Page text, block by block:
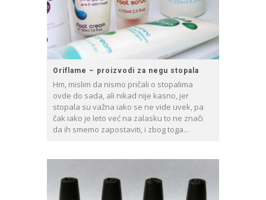
Oriflame – proizvodi za negu stopala
Hm, mislim da nismo pričali o stopalima
ovde do sada, ali nikad nije kasno, jer
stopala su važna iako se ne vide uvek, pa
čak iako je leto već na zalasku to ne znači
da ih smemo zapostaviti, i zbog toga...